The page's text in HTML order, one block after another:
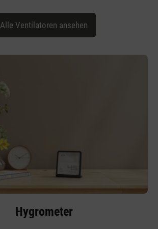
Alle Ventilatoren ansehen
Hygrometer